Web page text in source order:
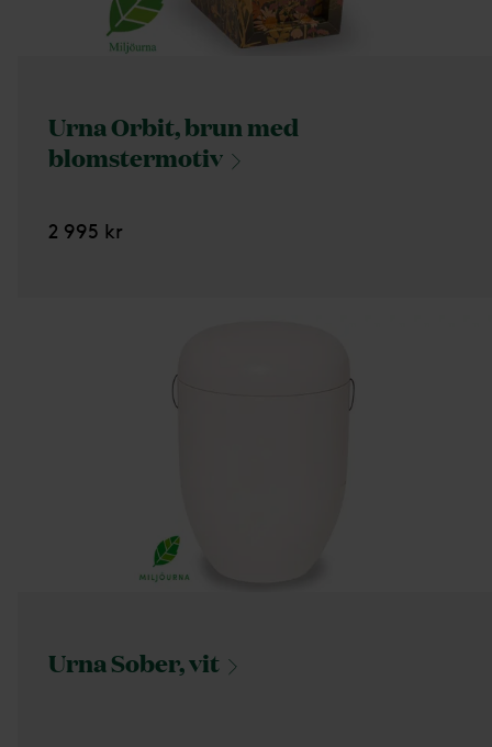
Urna Orbit, brun med
blomstermotiv
2 995 kr
Urna Sober,vit